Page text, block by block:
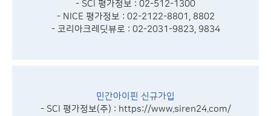
- SCI 평가정보 : 02-512-1300
- NICE 평가정보 : 02-2122-8801, 8802
- 코리아크레딧뷰로 : 02-2031-9823, 9834
민간아이핀 신규가입
- SCI 평가정보(주) : https://www.siren24.com/